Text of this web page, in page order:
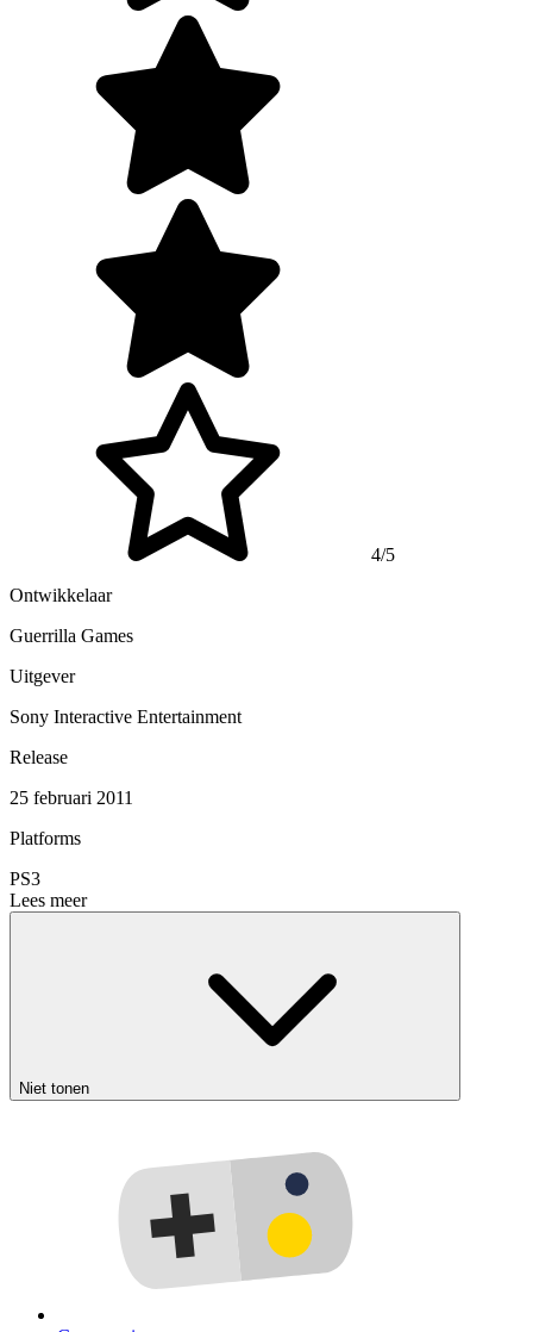
4/5
Ontwikkelaar
Guerrilla Games
Uitgever
Sony Interactive Entertainment
Release
25 februari 2011
Platforms
PS3
Lees meer
Niet tonen